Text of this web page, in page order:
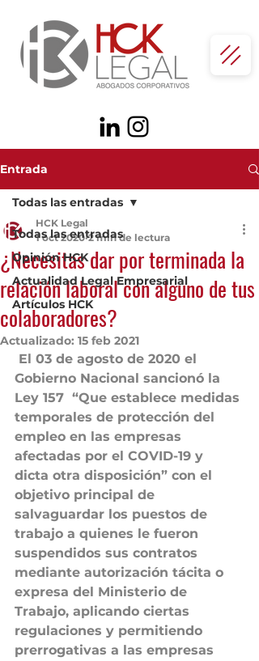
Entrada
Todas las entradas
Opinión HCK
Actualidad Legal Empresarial
Artículos HCK
Todas las entradas
¿Necesitas dar por terminada la
relación laboral con alguno de tus
colaboradores?
HCK Legal
1 oct 2020 2 min de lectura
Actualizado: 15 feb 2021
Gobierno Nacional sancionó la
Ley 157 “Que establece medidas
temporales de protección del
empleo en las empresas
afectadas por el COVID-19 y
dicta otra disposición” con el
objetivo principal de
salvaguardar los puestos de
trabajo a quienes le fueron
suspendidos sus contratos
mediante autorización tácita o
expresa del Ministerio de
Trabajo, aplicando ciertas
regulaciones y permitiendo
prerrogativas a las empresas